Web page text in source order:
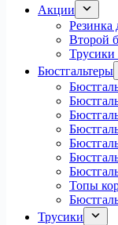
Акции
Резинка
Второй
Трусики
Бюстгальтеры
Топы
Трусики